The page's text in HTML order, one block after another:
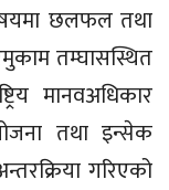
छलफल तथा
तम्घासस्थित
मानवअधिकार
तथा इन्सेक
गरिएको